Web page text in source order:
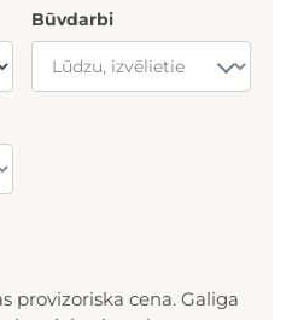
Būvdarbi
provizoriska cena. Galiga